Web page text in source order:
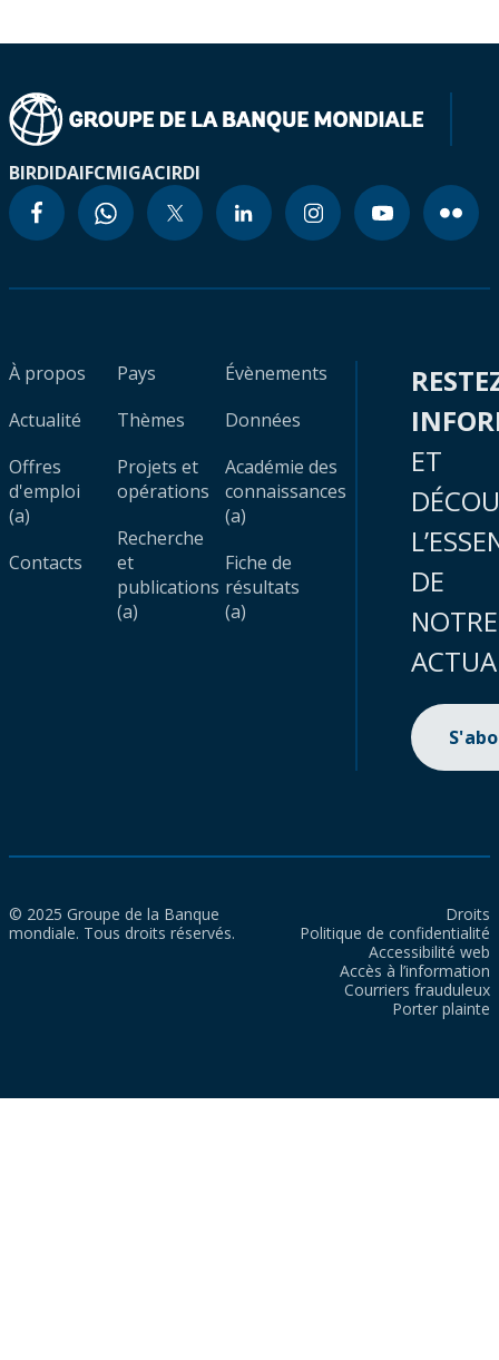
BIRDIDAIFCMIGACIRDI
À propos
Actualité
Offres
d'emploi
(a)
Contacts
Pays
Thèmes
Projets et
opérations
Recherche
et
publications
(a)
Évènements
Données
Académie des
connaissances
(a)
Fiche de
résultats
(a)
ET
DE
NOTRE
© 2025 Groupe de la Banque
mondiale. Tous droits réservés.
Droits
Politique de confidentialité
Accessibilité web
Accès à l’information
Courriers frauduleux
Porter plainte